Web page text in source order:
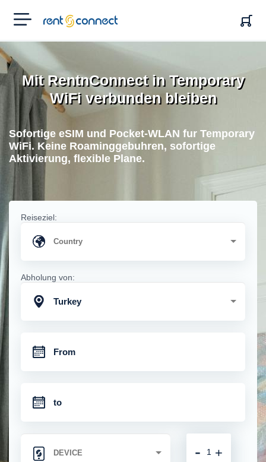
RENT'N
CONNECT
Mit RentnConnect in Temporary
WiFi verbunden bleiben
Sofortige eSIM und Pocket-WLAN fur Temporary
WiFi. Keine Roaminggebuhren, sofortige
Aktivierung, flexible Plane.
Reiseziel:
Abholung von:
Turkey
+
-